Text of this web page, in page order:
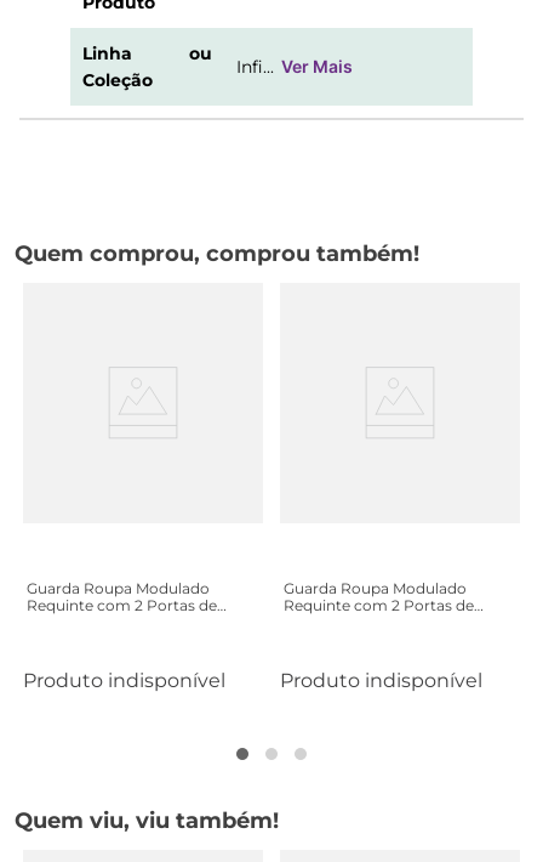
Linha ou
Coleção
Infi... Ver Mais
Quem comprou, comprou também!
Guarda Roupa Modulado
Requinte com 2 Portas de
Produto indisponível
Guarda Roupa Modulado
Requinte com 2 Portas de
Produto indisponível
Quem viu, viu também!